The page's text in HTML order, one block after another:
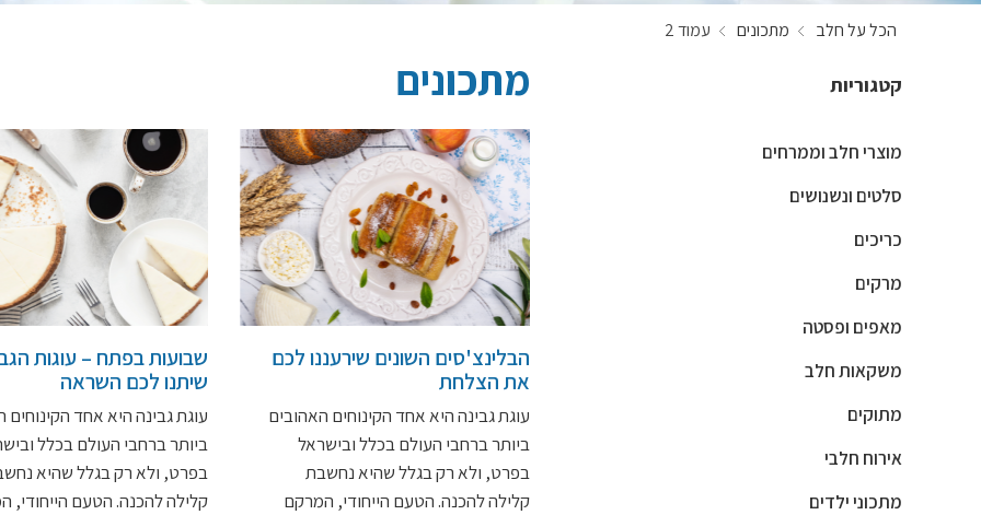
הכל על חלב מתכונים עמוד 2
קטגוריות
מוצרי חלב וממרחים
סלטים ונשנושים
כריכים
מרקים
מאפים ופסטה
משקאות חלב
מתוקים
אירוח חלבי
מתכוני ילדים
מתכונים
הבלינצ'סים השונים שירעננו לכם
את הצלחת
עוגת גבינה היא אחד הקינוחים האהובים
ביותר ברחבי העולם בכלל ובישראל
בפרט, ולא רק בגלל שהיא נחשבת
קלילה להכנה. הטעם הייחודי, המרקם
שבועות בפתח – עוגות
שיתנו לכם השראה
עוגת גבינה היא אחד הקינוחים
ביותר ברחבי העולם בכלל
בפרט, ולא רק בגלל שהיא
קלילה להכנה. הטעם הייחודי,